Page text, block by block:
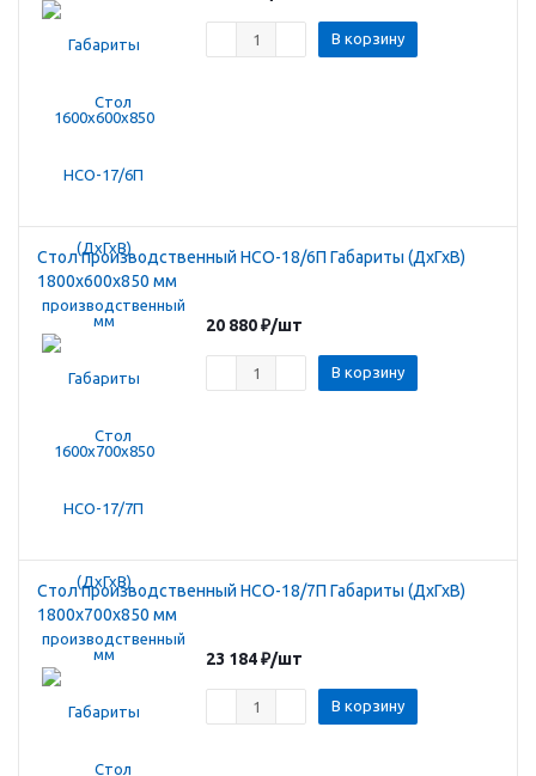
В корзину
Стол производственный HCO-18/6П Габариты (ДхГхВ)
1800х600х850 мм
20 880₽/шт
В корзину
Стол производственный HCO-18/7П Габариты (ДхГхВ)
1800х700х850 мм
23 184₽/шт
В корзину